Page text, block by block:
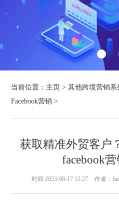
当前位置： 主页 >其他跨境营销系
Facebook营销 >
获取精准外贸客户
facebook营
时间:2023-08-17 15:27 作者：